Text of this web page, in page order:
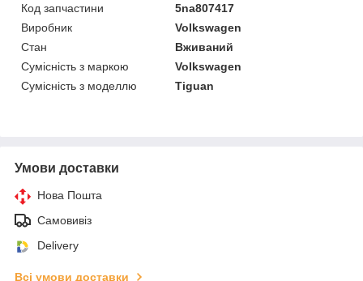
Код запчастини
5na807417
Виробник
Volkswagen
Стан
Вживаний
Сумісність з маркою
Volkswagen
Сумісність з моделлю
Tiguan
Умови доставки
Нова Пошта
Самовивіз
Delivery
Всі умови доставки